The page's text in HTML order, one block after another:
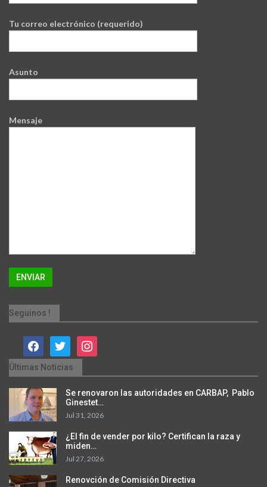
Tu correo electrónico (requerido)
Asunto
Mensaje
Seguinos !
facebooktwitter instagram
Últimas Noticias
Se renovaron las autoridades en CARBAP, Pablo
Ginestet…
Jul 31, 2026
¿El fin de vender por kilo? Certifican la raza y
miden…
Jul 27, 2026
Renovción de Comisión Directiva